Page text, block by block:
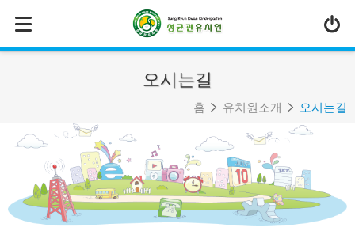
오시는길
홈 유치원소개 오시는길
MENU
- 연혁
- 교육이념
- 유치원상징
- 교직원소개
- 학사일정